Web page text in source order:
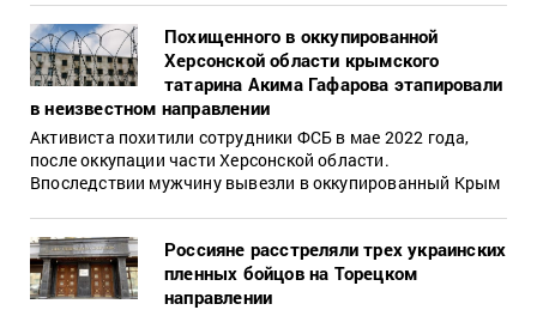
Похищенного в оккупированной
Херсонской области крымского
татарина Акима Гафарова этапировали
в неизвестном направлении
Активиста похитили сотрудники ФСБ в мае 2022 года,
после оккупации части Херсонской области.
Впоследствии мужчину вывезли в оккупированный Крым
Россияне расстреляли трех украинских
пленных бойцов на Торецком
направлении